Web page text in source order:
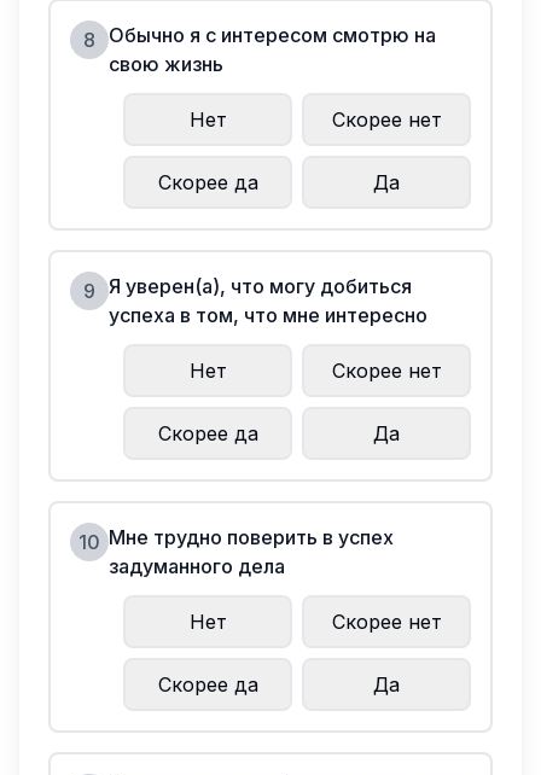
8
Обычно я с интересом смотрю на
свою жизнь
Нет Скорее нет
Скорее да Да
9 Я уверен(а), что могу добиться
успеха в том, что мне интересно
Нет Скорее нет
Скорее да Да
10 Мне трудно поверить в успех
задуманного дела
Нет Скорее нет
Скорее да Да